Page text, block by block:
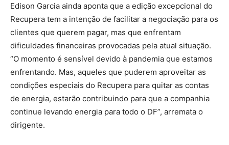
Edison Garcia ainda aponta que a edição excepcional do
Recupera tem a intenção de facilitar a negociação para os
clientes que querem pagar, mas que enfrentam
dificuldades financeiras provocadas pela atual situação.
“O momento é sensível devido à pandemia que estamos
enfrentando. Mas, aqueles que puderem aproveitar as
condições especiais do Recupera para quitar as contas
de energia, estarão contribuindo para que a companhia
continue levando energia para todo o DF”, arremata o
dirigente.